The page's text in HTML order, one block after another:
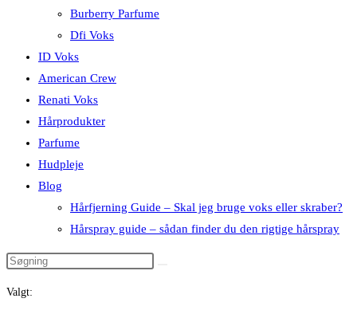
Burberry Parfume
Dfi Voks
ID Voks
American Crew
Renati Voks
Hårprodukter
Parfume
Hudpleje
Blog
Hårfjerning Guide – Skal jeg bruge voks eller skraber?
Hårspray guide – sådan finder du den rigtige hårspray
Valgt: